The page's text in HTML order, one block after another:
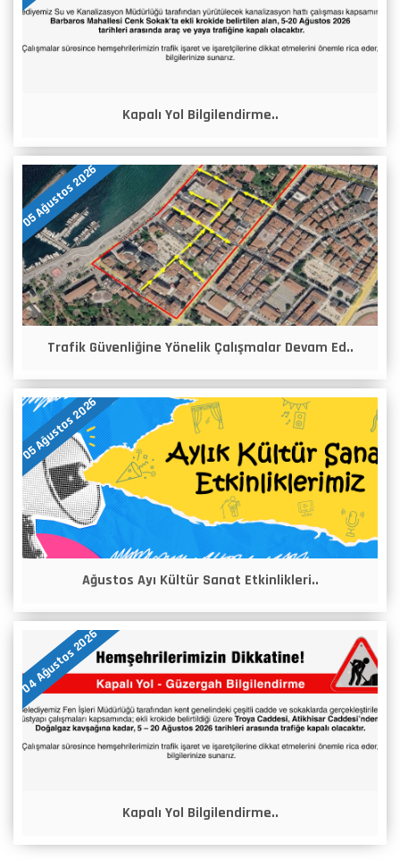
Kapalı Yol Bilgilendirme..
05 Ağustos 2026
Trafik Güvenliğine Yönelik Çalışmalar Devam Ed..
05 Ağustos 2026
Ağustos Ayı Kültür Sanat Etkinlikleri..
04 Ağustos 2026
Kapalı Yol Bilgilendirme..